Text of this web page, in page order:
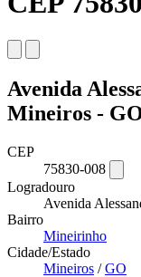
Avenida
Mineiros -
CEP
75830-008
Logradouro
Avenida
Bairro
Mineirinho
Cidade/Estado
Mineiros /GO